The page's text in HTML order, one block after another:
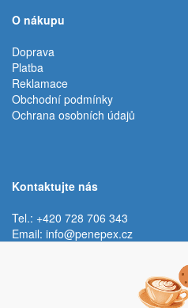
O nákupu
Doprava
Platba
Reklamace
Obchodní podmínky
Ochrana osobních údajů
Kontaktujte nás
Tel.: +420 728 706 343
Email: info@penepex.cz
Trávník 2076, 686 03 Staré Město